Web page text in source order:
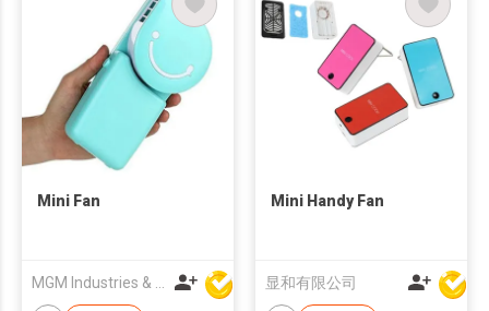
Mini Fan Mini Handy Fan
显和有限公司